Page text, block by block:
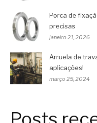
Porca de
precisas
janeiro 21, 2026
Arruela de
aplicações!
março 25, 2024